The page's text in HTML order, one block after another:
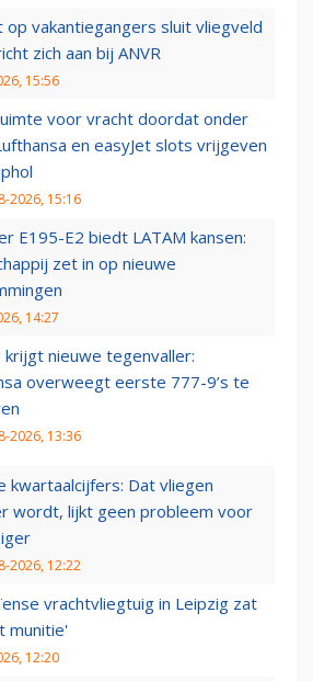
op vakantiegangers sluit vliegveld
zich aan bij ANVR
15:56
voor vracht doordat onder
en easyJet slots vrijgeven
2026, 15:16
E195-E2 biedt LATAM kansen:
zet in op nieuwe
14:27
krijgt nieuwe tegenvaller:
overweegt eerste 777-9’s te
2026, 13:36
kwartaalcijfers: Dat vliegen
wordt, lijkt geen probleem voor
2026, 12:22
vrachtvliegtuig in Leipzig zat
munitie'
12:20